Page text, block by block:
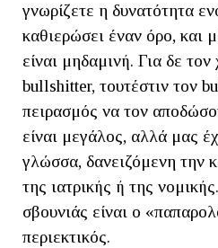
γνωρίζετε η δυνατότητα
καθιερώσει έναν όρο, και
είναι μηδαμινή. Για δε τον
bullshitter, τουτέστιν τον
πειρασμός να τον
είναι μεγάλος, αλλά μας
γλώσσα, δανειζόμενη την
της ιατρικής ή της
σβουνιάς είναι ο
περιεκτικός.